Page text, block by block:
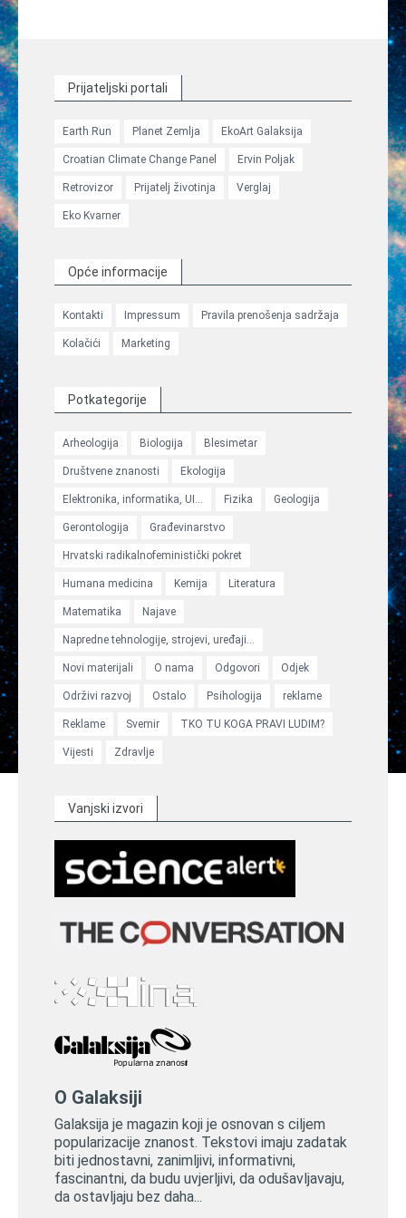
Multimedija
Blog
Prijateljski portali
Earth Run Planet Zemlja EkoArt Galaksija
Croatian Climate Change Panel Ervin Poljak
Retrovizor Prijatelj životinja Verglaj
Eko Kvarner
Opće informacije
Kontakti Impressum Pravila prenošenja sadržaja
Kolačići Marketing
Potkategorije
Arheologija Biologija Blesimetar
Društvene znanosti Ekologija
Elektronika, informatika, UI... Fizika Geologija
Gerontologija Građevinarstvo
Hrvatski radikalnofeministički pokret
Humana medicina Kemija Literatura
Matematika Najave
Napredne tehnologije, strojevi, uređaji...
Novi materijali O nama Odgovori Odjek
Održivi razvoj Ostalo Psihologija reklame
Reklame Svemir TKO TU KOGA PRAVI LUDIM?
Vijesti Zdravlje
Vanjski izvori
O Galaksiji
Galaksija je magazin koji je osnovan s ciljem
popularizacije znanost. Tekstovi imaju zadatak
biti jednostavni, zanimljivi, informativni,
fascinantni, da budu uvjerljivi, da odušavljavaju,
da ostavljaju bez daha...